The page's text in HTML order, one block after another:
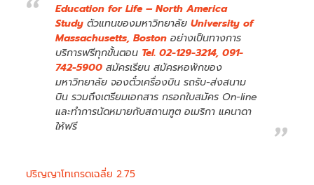
Education for Life – North America
StudyตัวแทนของมหาวิทยาลัยUniversity of
Massachusetts, Boston อย่างเป็นทางการ
บริการฟรีทุกขั้นตอน Tel. 02-129-3214, 091-
742-5900 สมัครเรียน สมัครหอพักของ
มหาวิทยาลัย จองตั๋วเครื่องบิน รถรับ-ส่งสนาม
บิน รวมถึงเตรียมเอกสาร กรอกใบสมัคร On-line
และทำการนัดหมายกับสถานฑูต อเมริกา แคนาดา
ให้ฟรี
ปริญญาโทเกรดเฉลี่ย 2.75